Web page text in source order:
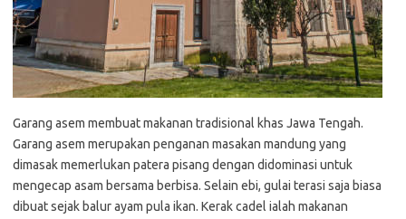
Garang asem membuat makanan tradisional khas Jawa Tengah.
Garang asem merupakan penganan masakan mandung yang
dimasak memerlukan patera pisang dengan didominasi untuk
mengecap asam bersama berbisa. Selain ebi, gulai terasi saja biasa
dibuat sejak balur ayam pula ikan. Kerak cadel ialah makanan